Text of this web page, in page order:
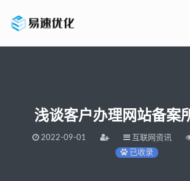
浅谈客户办理网站备案
2022-09-01 互联网资讯
已收录